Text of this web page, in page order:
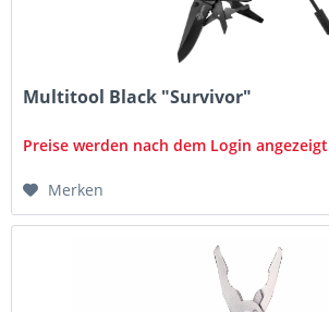
Multitool Black "Survivor"
Preise werden nach dem Login angezeigt
Merken